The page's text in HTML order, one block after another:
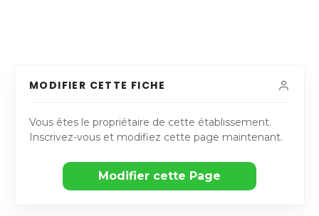
MODIFIER CETTE FICHE
Vous êtes le propriétaire de cette établissement.
Inscrivez-vous et modifiez cette page maintenant.
Modifier cette Page